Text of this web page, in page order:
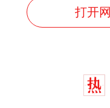
打开